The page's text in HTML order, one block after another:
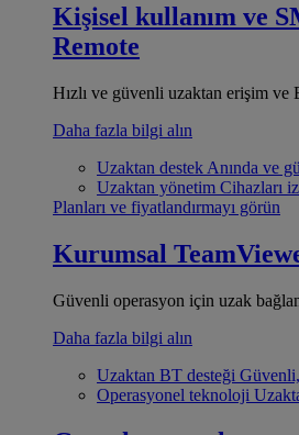
Kişisel kullanım ve
Remote
Hızlı ve güvenli uzaktan erişim ve
Daha fazla bilgi alın
Uzaktan destek Anında ve
Uzaktan yönetim Cihazları
Planları ve fiyatlandırmayı görün
Kurumsal
Güvenli operasyon için uzak
Daha fazla bilgi alın
Uzaktan BT desteği
Operasyonel teknoloji